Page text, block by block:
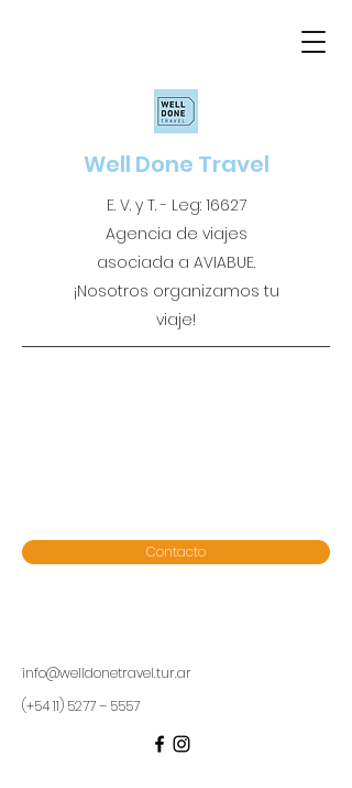
Well Done Travel
E. V. y T. - Leg: 16627
Agencia de viajes
asociada a AVIABUE.
¡Nosotros organizamos tu
viaje!
Contacto
info@welldonetravel.tur.ar
(+54 11) 5277 – 5557